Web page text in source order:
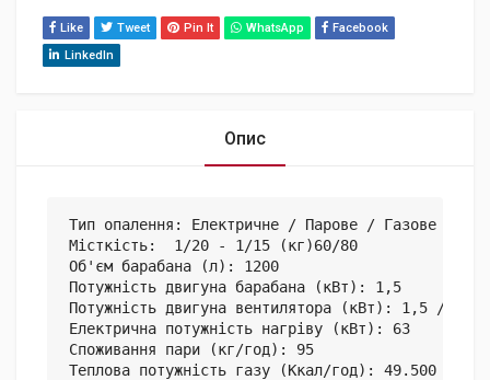
Like Tweet Pin It WhatsApp
Facebook
LinkedIn
Опис
Тип опалення: Електричне / Парове / Газове
Місткість:  1/20 - 1/15 (кг)60/80
Об'єм барабана (л): 1200
Потужність двигуна барабана (кВт): 1,5
Потужність двигуна вентилятора (кВт): 1,5 / 2,2
Електрична потужність нагріву (кВт): 63
Споживання пари (кг/год): 95
Теплова потужність газу (Ккал/год): 49.500